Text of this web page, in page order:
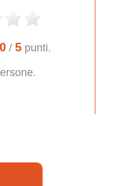
0/ 5punti.